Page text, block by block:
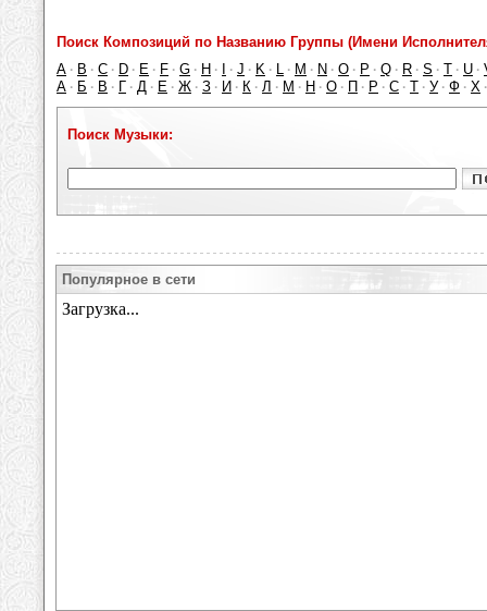
Поиск Композиций по Названию Группы (Имени
A · B · C · D · E · F · G · H · · J · K · L · M · N · O · P · Q · R · S · T · U ·
А · Б · В · Г · Д · Е · Ж · З · И · К · Л · М · Н · О · П · Р · С · Т · У · Ф · Х
Поиск Музыки:
Популярное в сети